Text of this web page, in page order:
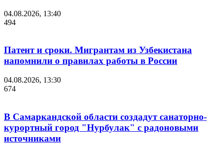
04.08.2026, 13:40
494
Патент и сроки. Мигрантам из Узбекистана
напомнили о правилах работы в России
04.08.2026, 13:30
674
В Самаркандской области создадут санаторно-
курортный город "Нурбулак" с радоновыми
источниками